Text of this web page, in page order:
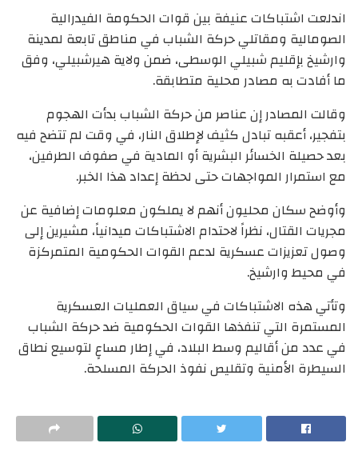
اندلعت اشتباكات عنيفة بين قوات الحكومة الفيدرالية
الصومالية ومقاتلي حركة الشباب في مناطق تابعة لمدينة
وارشيخ بإقليم شبيلي الوسطى، ضمن ولاية هيرشبيلي، وفق
ما أفادت به مصادر محلية متطابقة.
وقالت المصادر إن عناصر من حركة الشباب بدأت الهجوم
بتفجير، أعقبه تبادل كثيف لإطلاق النار، في وقت لم تتضح فيه
بعد حصيلة الخسائر البشرية أو المادية في صفوف الطرفين،
مع استمرار المواجهات حتى لحظة إعداد هذا الخبر.
وأوضح سكان محليون أنهم لا يملكون معلومات إضافية عن
مجريات القتال، نظراً لاحتدام الاشتباكات ميدانياً، مشيرين إلى
وصول تعزيزات عسكرية لدعم القوات الحكومية المتمركزة
في محيط وارشيخ.
وتأتي هذه الاشتباكات في سياق العمليات العسكرية
المستمرة التي تنفذها القوات الحكومية ضد حركة الشباب
في عدد من أقاليم وسط البلاد، في إطار مساعٍ لتوسيع نطاق
السيطرة الأمنية وتقليص نفوذ الحركة المسلحة.